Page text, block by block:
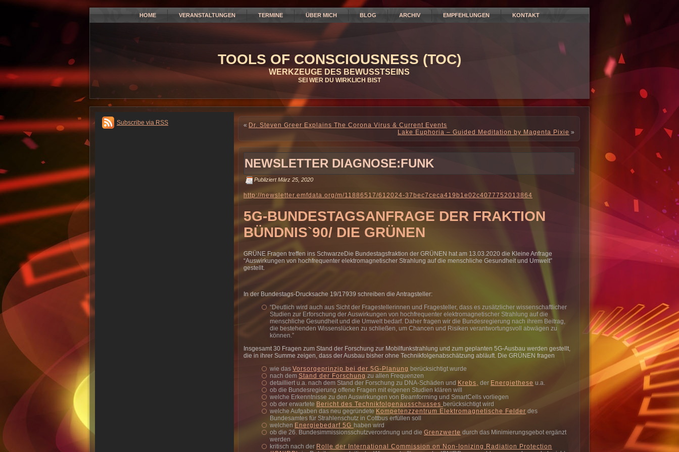
HOME VERANSTALTUNGEN TERMINE ÜBER MICH BLOG ARCHIV EMPFEHLUNGEN KONTAKT
TOOLS OF CONSCIOUSNESS (TOC)
WERKZEUGE DES BEWUSSTSEINS
SEI WER DU WIRKLICH BIST
Subscribe via RSS « Dr. Steven Greer Explains The Corona Virus & Current Events
Lake Euphoria – Guided Meditation by Magenta Pixie »
NEWSLETTER DIAGNOSE:FUNK
Publiziert März 25, 2020
http://newsletter.emfdata.org/m/11886517/612024-37bec7ceca419b1e02c4077752013864
5G-BUNDESTAGSANFRAGE DER FRAKTION
BÜNDNIS`90/ DIE GRÜNEN
GRÜNE Fragen treffen ins SchwarzeDie Bundestagsfraktion der GRÜNEN hat am 13.03.2020 die Kleine Anfrage
“Auswirkungen von hochfrequenter elektromagnetischer Strahlung auf die menschliche Gesundheit und Umwelt”
gestellt.
In der Bundestags-Drucksache 19/17939 schreiben die Antragsteller:
“Deutlich wird auch aus Sicht der Fragestellerinnen und Fragesteller, dass es zusätzlicher wissenschaftlicher
Studien zur Erforschung der Auswirkungen von hochfrequenter elektromagnetischer Strahlung auf die
menschliche Gesundheit und die Umwelt bedarf. Daher fragen wir die Bundesregierung nach ihrem Beitrag,
die bestehenden Wissenslücken zu schließen, um Chancen und Risiken verantwortungsvoll abwägen zu
können.”
Insgesamt 30 Fragen zum Stand der Forschung zur Mobilfunkstrahlung und zum geplanten 5G-Ausbau werden gestellt,
die in ihrer Summe zeigen, dass der Ausbau bisher ohne Technikfolgenabschätzung abläuft. Die GRÜNEN fragen
wie das Vorsorgeprinzip bei der 5G-Planung berücksichtigt wurde
nach dem Stand der Forschung zu allen Frequenzen
detailliert u.a. nach dem Stand der Forschung zu DNA-Schäden und Krebs, der Energiethese u.a.
ob die Bundesregierung offene Fragen mit eigenen Studien klären will
welche Erkenntnisse zu den Auswirkungen von Beamforming und SmartCells vorliegen
ob der erwartete Bericht des Technikfolgenausschusses berücksichtigt wird
welche Aufgaben das neu gegründete Kompetenzzentrum Elektromagnetische Felder des
Bundesamtes für Strahlenschutz in Cottbus erfüllen soll
welchen Energiebedarf 5G haben wird
ob die 26. Bundesimmissionsschutzverordnung und die Grenzwerte durch das Minimierungsgebot ergänzt
werden
kritisch nach der Rolle der International Commission on Non-Ionizing Radiation Protection